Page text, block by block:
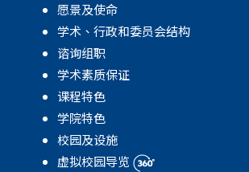
愿景及使命
学术、行政和委员会结构
谘询组职
学术素质保证
课程特色
学院特色
校园及设施
虚拟校园导览